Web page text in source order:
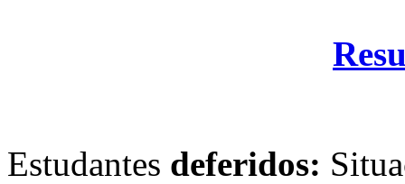
Estudantes deferidos: